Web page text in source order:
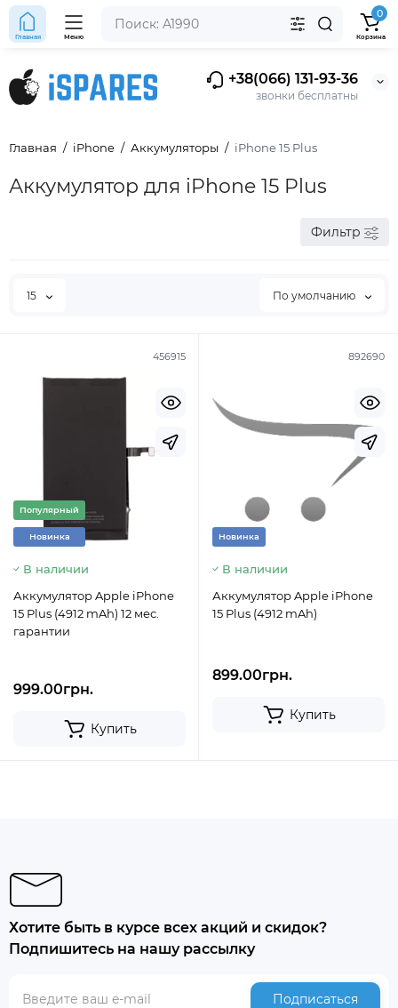
+38(066) 131-93-36
звонки бесплатны
Главная Меню
0
Корзина
Главная iPhone Аккумуляторы iPhone 15 Plus
Аккумулятор для iPhone 15 Plus
Фильтр
15 По умолчанию
456915
Популярный
Новинка
В наличии
Аккумулятор Apple iPhone
15 Plus (4912 mAh) 12 мес.
гарантии
999.00грн.
Купить
892690
Новинка
В наличии
Аккумулятор Apple iPhone
15 Plus (4912 mAh)
899.00грн.
Купить
Хотите быть в курсе всех акций и скидок?
Подпишитесь на нашу рассылку
Подписаться